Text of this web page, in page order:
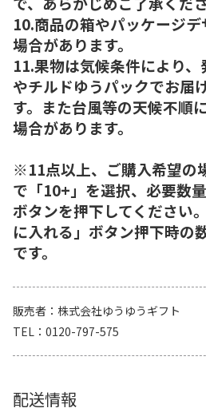
10.商品の箱やパッケージ
場合があります。
11.果物は気候条件により
やチルドゆうパックでお届
す。また台風等の天候不順
場合があります。
※11点以上、ご購入希望の
で「10+」を選択、必要数
ボタンを押下してください
に入れる」ボタン押下時の
です。
販売者
株式会社ゆうゆうギフト
TEL
0120-797-575
配送情報